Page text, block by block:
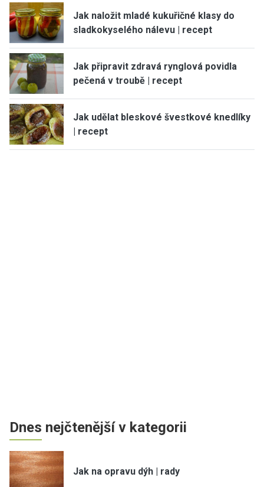
Jak naložit mladé kukuřičné klasy do
sladkokyselého nálevu | recept
Jak připravit zdravá rynglová povidla
pečená v troubě | recept
Jak udělat bleskové švestkové knedlíky
| recept
Dnes nejčtenější v kategorii
Jak na opravu dýh | rady